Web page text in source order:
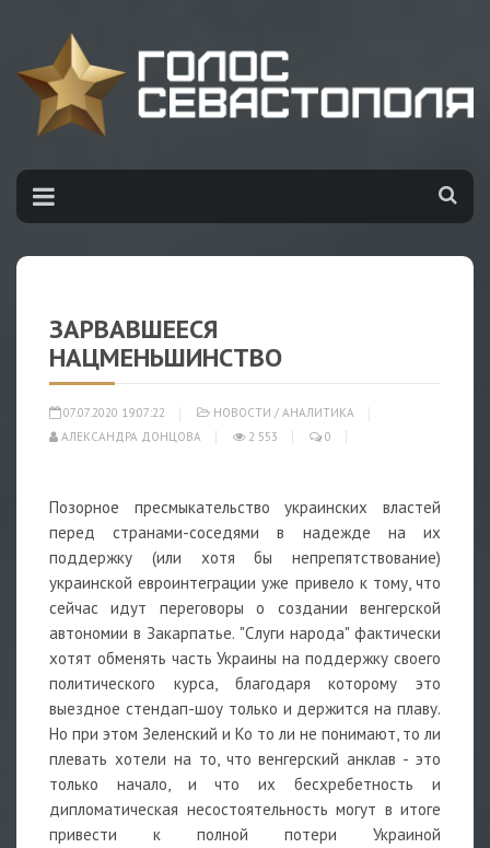
ЗАРВАВШЕЕСЯ
НАЦМЕНЬШИНСТВО
07.07.2020 19:07:22 НОВОСТИ / АНАЛИТИКА
АЛЕКСАНДРА ДОНЦОВА
2 553 0
Позорное пресмыкательство украинских властей
перед странами-соседями в надежде на их
поддержку (или хотя бы непрепятствование)
украинской евроинтеграции уже привело к тому, что
сейчас идут переговоры о создании венгерской
автономии в Закарпатье. "Слуги народа" фактически
хотят обменять часть Украины на поддержку своего
политического курса, благодаря которому это
выездное стендап-шоу только и держится на плаву.
Но при этом Зеленский и Ко то ли не понимают, то ли
плевать хотели на то, что венгерский анклав - это
только начало, и что их бесхребетность и
дипломатическая несостоятельность могут в итоге
привести к полной потери Украиной